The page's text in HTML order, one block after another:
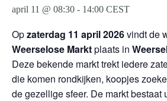
april 11 @ 08:30 - 14:00 CEST
Opzaterdag 11 april 2026vindt de
Weerselose Marktplaats in
Deze bekende markt trekt iedere
die komen rondkijken, koopjes
de gezellige sfeer. De markt bestaat